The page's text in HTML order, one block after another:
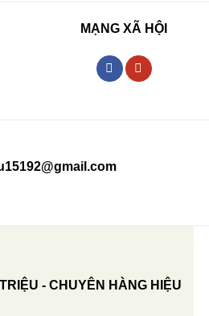
MẠNG XÃ HỘI
- CHUYÊN HÀNG HIỆU